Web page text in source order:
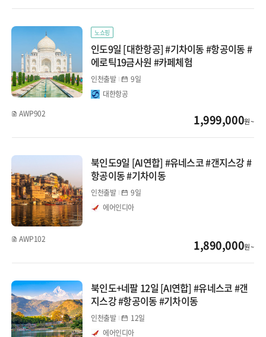
몽골/중앙아시아
인도/네팔/스리랑카
노쇼핑
인도9일 [대한항공] #기차이동 #항공이동 #
에로틱19금사원 #카페체험
인천출발
9일
대한항공
AWP902
1,999,000원 ~
북인도9일 [AI연합] #유네스코 #갠지스강 #
항공이동 #기차이동
인천출발
9일
에어인디아
AWP102 1,890,000원 ~
북인도+네팔 12일 [AI연합] #유네스코 #갠
지스강 #항공이동 #기차이동
인천출발
12일
에어인디아